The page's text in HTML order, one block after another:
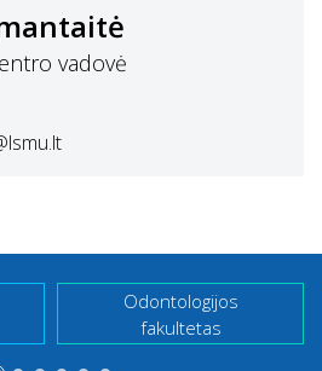
vadovė
Odontologijos
fakultetas